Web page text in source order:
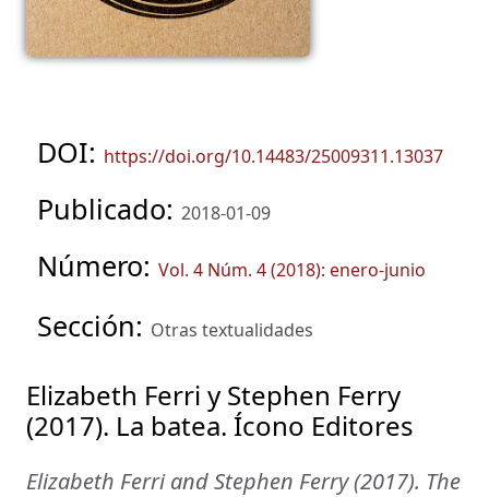
DOI: https://doi.org/10.14483/25009311.13037
Publicado: 2018-01-09
Número: Vol. 4 Núm. 4 (2018): enero-junio
Sección: Otras textualidades
Elizabeth Ferri y Stephen Ferry
(2017). La batea. Ícono Editores
Elizabeth Ferri and Stephen Ferry (2017). The